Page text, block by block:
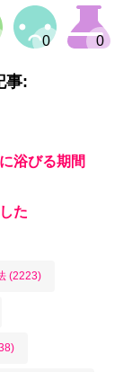
事:
浴びる期間
た
(2223)